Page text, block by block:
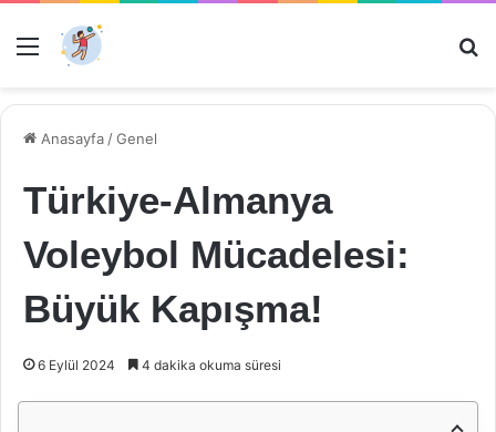
Menü
Anasayfa /Genel
Türkiye-Almanya
Voleybol Mücadelesi:
Büyük Kapışma!
6 Eylül 2024 4 dakika okuma süresi